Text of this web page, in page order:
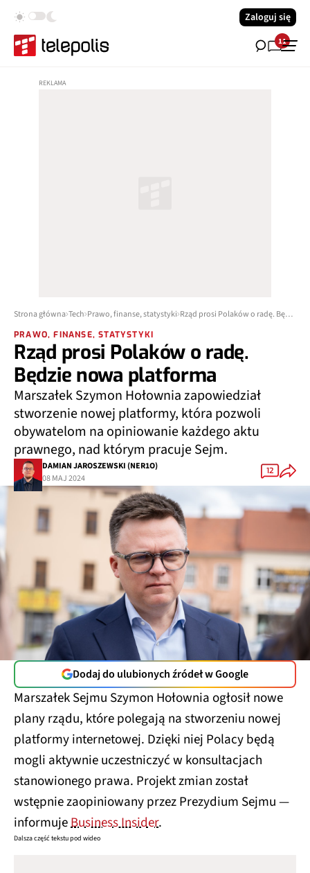
Zaloguj się
11
Strona główna Tech Prawo, finanse, statystyki Rząd prosi Polaków o radę. Będzie nowa platforma
PRAWO, FINANSE, STATYSTYKI
Rząd prosi Polaków o radę.
Będzie nowa platforma
Marszałek Szymon Hołownia zapowiedział
stworzenie nowej platformy, która pozwoli
obywatelom na opiniowanie każdego aktu
prawnego, nad którym pracuje Sejm.
DAMIAN JAROSZEWSKI (NER1O)
08 MAJ 2024
12
Dodaj do ulubionych źródeł w Google
Marszałek Sejmu Szymon Hołownia ogłosił nowe
plany rządu, które polegają na stworzeniu nowej
platformy internetowej. Dzięki niej Polacy będą
mogli aktywnie uczestniczyć w konsultacjach
stanowionego prawa. Projekt zmian został
wstępnie zaopiniowany przez Prezydium Sejmu —
informujeBusiness Insider.
Dalsza część tekstu pod wideo